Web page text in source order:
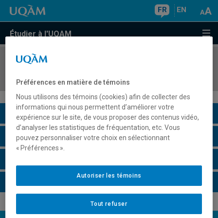
FR EN
Étudier à l'UQAM
COURS//
Description du cours
Horaire - Été 2026
Préférences en matière de témoins
Nous utilisons des témoins (cookies) afin de collecter des
informations qui nous permettent d’améliorer votre
expérience sur le site, de vous proposer des contenus vidéo,
d’analyser les statistiques de fréquentation, etc. Vous
pouvez personnaliser votre choix en sélectionnant
« Préférences ».
Tout refuser
Autoriser les témoins